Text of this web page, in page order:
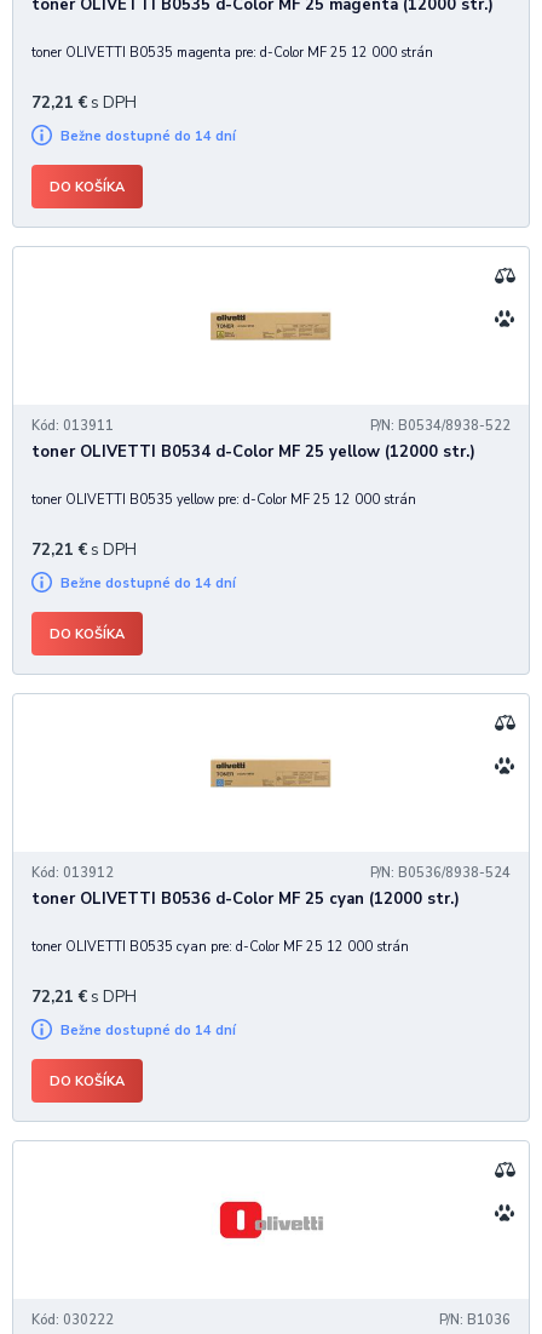
toner OLIVETTI B0535 d-Color MF 25 magenta (12000 str.)
toner OLIVETTI B0535 magenta pre: d-Color MF 25 12 000 strán
72,21 € s DPH
Bežne dostupné do 14 dní
DO KOŠÍKA
Kód: 013911 P/N: B0534/8938-522
toner OLIVETTI B0534 d-Color MF 25 yellow (12000 str.)
toner OLIVETTI B0535 yellow pre: d-Color MF 25 12 000 strán
72,21 € s DPH
Bežne dostupné do 14 dní
DO KOŠÍKA
Kód: 013912 P/N: B0536/8938-524
toner OLIVETTI B0536 d-Color MF 25 cyan (12000 str.)
toner OLIVETTI B0535 cyan pre: d-Color MF 25 12 000 strán
72,21 € s DPH
Bežne dostupné do 14 dní
DO KOŠÍKA
Kód: 030222 P/N: B1036